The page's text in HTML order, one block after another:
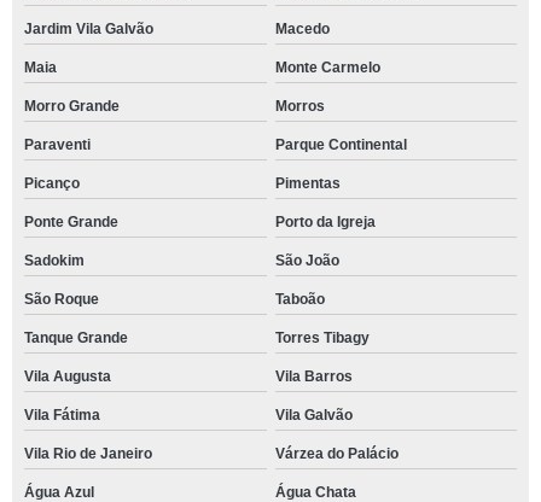
Jardim Vila Galvão Macedo
Maia Monte Carmelo
Morro Grande Morros
Paraventi Parque Continental
Picanço Pimentas
Ponte Grande Porto da Igreja
Sadokim São João
São Roque Taboão
Tanque Grande Torres Tibagy
Vila Augusta Vila Barros
Vila Fátima Vila Galvão
Vila Rio de Janeiro Várzea do Palácio
Água Azul
Água Chata